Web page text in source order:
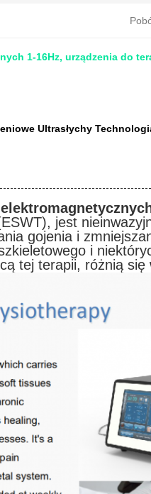
1-16Hz, urządzenia do
Ultrasłychy
jest
gojenia i
i
tej terapii, różnią